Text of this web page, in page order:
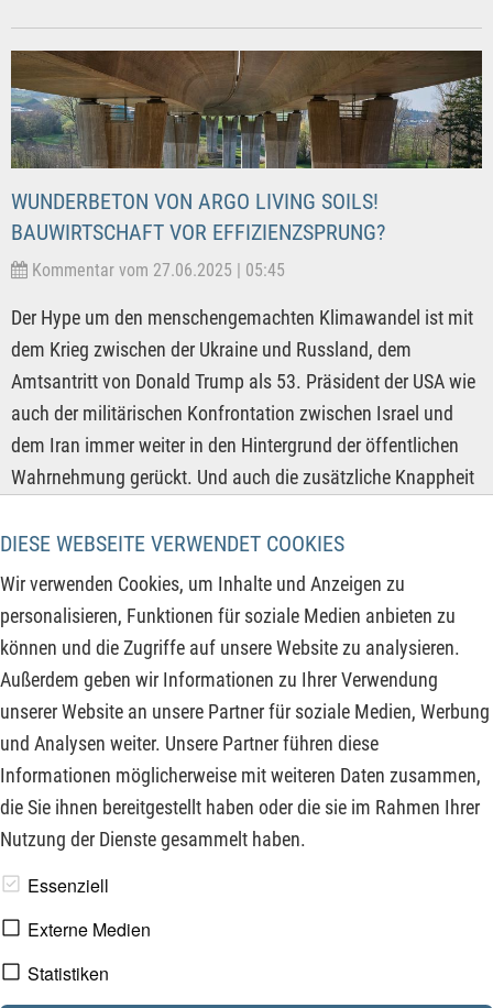
DIESE WEBSEITE VERWENDET COOKIES
Wir verwenden Cookies, um Inhalte und Anzeigen zu
personalisieren, Funktionen für soziale Medien anbieten zu
können und die Zugriffe auf unsere Website zu analysieren.
Außerdem geben wir Informationen zu Ihrer Verwendung
unserer Website an unsere Partner für soziale Medien, Werbung
und Analysen weiter. Unsere Partner führen diese
Informationen möglicherweise mit weiteren Daten zusammen,
die Sie ihnen bereitgestellt haben oder die sie im Rahmen Ihrer
Nutzung der Dienste gesammelt haben.
Essenziell
Externe Medien
Statistiken
WUNDERBETON VON ARGO LIVING SOILS!
BAUWIRTSCHAFT VOR EFFIZIENZSPRUNG?
Kommentar vom 27.06.2025 | 05:45
Der Hype um den menschengemachten Klimawandel ist mit
dem Krieg zwischen der Ukraine und Russland, dem
Amtsantritt von Donald Trump als 53. Präsident der USA wie
auch der militärischen Konfrontation zwischen Israel und
dem Iran immer weiter in den Hintergrund der öffentlichen
Wahrnehmung gerückt. Und auch die zusätzliche Knappheit
vielen Bereichen die Lieferketten kontrolliert, führte vor allem
in den USA zu einer Abkehr vom Gedanken des
Klimaschutzes. Dennoch sind viele Gesetze zur Reduzierung
der Kohlendioxidproduktion in vielen Ländern der Welt
bereits in Kraft getreten, sodass diese von den
entsprechenden dortigen Unternehmen auch umgesetzt
werden müssen.
www.derfinanzinvestor.de - © 2026 - Die Publikation für